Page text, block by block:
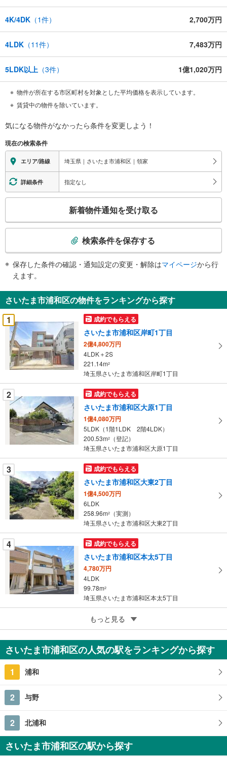
4K/4DK （1件） 2,700万円
4LDK （11件） 7,483万円
5LDK以上 （3件） 1億1,020万円
物件が所在する市区町村を対象とした平均価格を表示しています。
賃貸中の物件を除いています。
気になる物件がなかったら条件を変更しよう！
現在の検索条件
エリア/路線 埼玉県｜さいたま市浦和区｜領家
詳細条件 指定なし
検
知
を
受
け
取
る
・
条
件
を
マ
イ
ペ
に
保
存
す
る
新着物件通知を受け取る
検索条件を保存する
保存した条件の確認・通知設定の変更・解除はマイページから行
えます。
さいたま市浦和区の物件をランキングから探す
1
成約でもらえる
さいたま市浦和区岸町1丁目
2億4,800万円
4LDK＋2S
221.14m2
埼玉県さいたま市浦和区岸町1丁目
2 成約でもらえる
さいたま市浦和区大原1丁目
1億4,080万円
5LDK（1階1LDK 2階4LDK）
200.53m2
（登記）
埼玉県さいたま市浦和区大原1丁目
3 成約でもらえる
さいたま市浦和区大東2丁目
1億4,500万円
6LDK
258.96m2
（実測）
埼玉県さいたま市浦和区大東2丁目
4 成約でもらえる
さいたま市浦和区本太5丁目
4,780万円
4LDK
99.78m2
埼玉県さいたま市浦和区本太5丁目
成約でもらえる
さいたま市浦和区北浦和5丁目
1億2,800万円
4SLDK
もっと見る
さいたま市浦和区の人気の駅をランキングから探す
1 浦和
2 与野
2 北浦和
さいたま市浦和区の駅から探す